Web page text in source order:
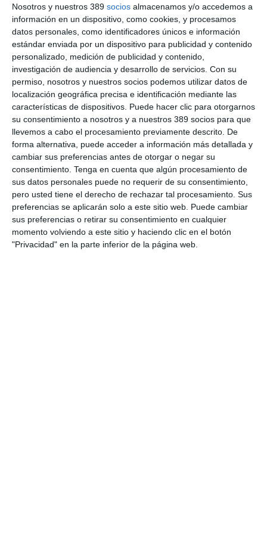
Nosotros y nuestros 389 socios almacenamos y/o accedemos a
información en un dispositivo, como cookies, y procesamos
datos personales, como identificadores únicos e información
estándar enviada por un dispositivo para publicidad y contenido
personalizado, medición de publicidad y contenido,
investigación de audiencia y desarrollo de servicios. Con su
permiso, nosotros y nuestros socios podemos utilizar datos de
localización geográfica precisa e identificación mediante las
características de dispositivos. Puede hacer clic para otorgarnos
su consentimiento a nosotros y a nuestros 389 socios para que
llevemos a cabo el procesamiento previamente descrito. De
forma alternativa, puede acceder a información más detallada y
cambiar sus preferencias antes de otorgar o negar su
consentimiento. Tenga en cuenta que algún procesamiento de
sus datos personales puede no requerir de su consentimiento,
pero usted tiene el derecho de rechazar tal procesamiento. Sus
preferencias se aplicarán solo a este sitio web. Puede cambiar
sus preferencias o retirar su consentimiento en cualquier
momento volviendo a este sitio y haciendo clic en el botón
"Privacidad" en la parte inferior de la página web.
formativos en canciones breves, claras y memorables. Cada
pieza trabaja una única idea práctica a través de letras
pegadizas, microescenas habladas y estilos musicales
variados, desde el pop electrónico hasta el R&B, el funk, el
techno dance, la balada emocional o el tráiler cinematográfico.
SegúnMamen Sáez,directora de Correduidea, "llevamos años
creando formación para profesionales que necesitan aprender
de forma práctica, útil y cercana. Con 'Aprender de oído'
damos un paso más, queremos que la formación no solo se
entienda, sino que se recuerde. La música tiene una capacidad
enorme para fijar mensajes, activar emociones y hacer que una
idea vuelva a tu cabeza justo cuando la necesitas".
Si quiere recibir diariamente y GRATIS noticias como
esta, pinche aquí
LO ÚLTIMO
La verdad sobre la IA en el seguro: qué funciona ya y qué sigue
siendo una promesa